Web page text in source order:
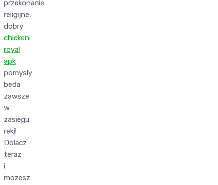
przekonanie
religijne,
dobry
chicken
royal
apk
pomysly
beda
zawsze
w
zasiegu
reki!
Dolacz
teraz
i
mozesz